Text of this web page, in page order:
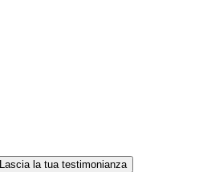
Lascia la tua testimonianza